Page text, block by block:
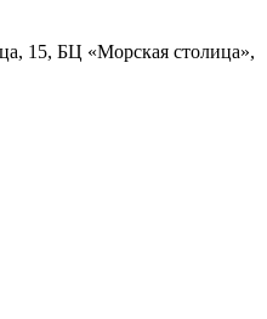
15, БЦ «Морская столица»,